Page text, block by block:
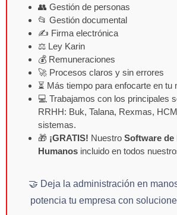
👥 Gestión de personas
📂 Gestión documental
✍️ Firma electrónica
⚖️ Ley Karin
💰 Remuneraciones
🚀 Procesos claros y sin errores
⏳ Más tiempo para enfocarte en tu
💻 Trabajamos con los principales
RRHH: Buk, Talana, Rexmas,
sistemas.
🎁 ¡GRATIS! Nuestro Software de
Humanos incluido en todos
🤝 Deja la administración en
potencia tu empresa con